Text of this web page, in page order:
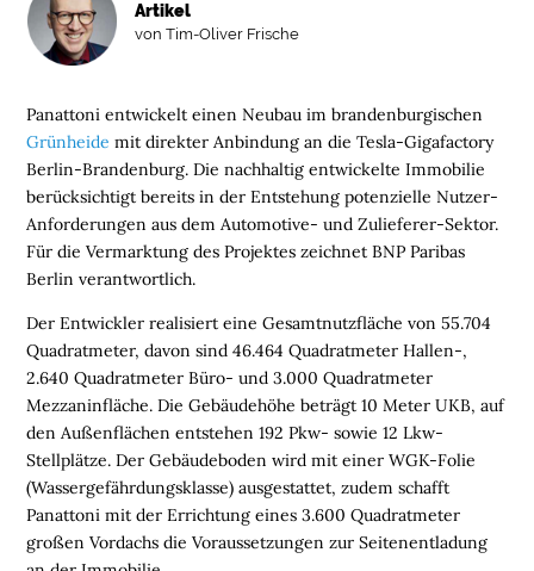
Panattoni entwickelt einen Neubau im brandenburgischen
Grünheide mit direkter Anbindung an die Tesla-Gigafactory
Berlin-Brandenburg. Die nachhaltig entwickelte Immobilie
berücksichtigt bereits in der Entstehung potenzielle Nutzer-
Anforderungen aus dem Automotive- und Zulieferer-Sektor.
Für die Vermarktung des Projektes zeichnet BNP Paribas
Berlin verantwortlich.
Der Entwickler realisiert eine Gesamtnutzfläche von 55.704
Quadratmeter, davon sind 46.464 Quadratmeter Hallen-,
2.640 Quadratmeter Büro- und 3.000 Quadratmeter
Mezzaninfläche. Die Gebäudehöhe beträgt 10 Meter UKB, auf
den Außenflächen entstehen 192 Pkw- sowie 12 Lkw-
Stellplätze. Der Gebäudeboden wird mit einer WGK-Folie
(Wassergefährdungsklasse) ausgestattet, zudem schafft
Panattoni mit der Errichtung eines 3.600 Quadratmeter
großen Vordachs die Voraussetzungen zur Seitenentladung
Artikel
von Tim-Oliver Frische